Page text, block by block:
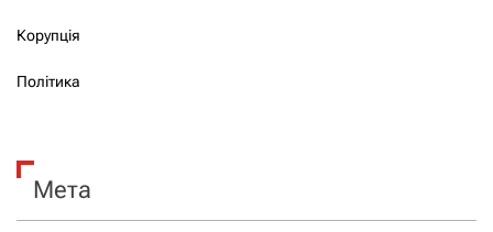
Корупція
Політика
Мета